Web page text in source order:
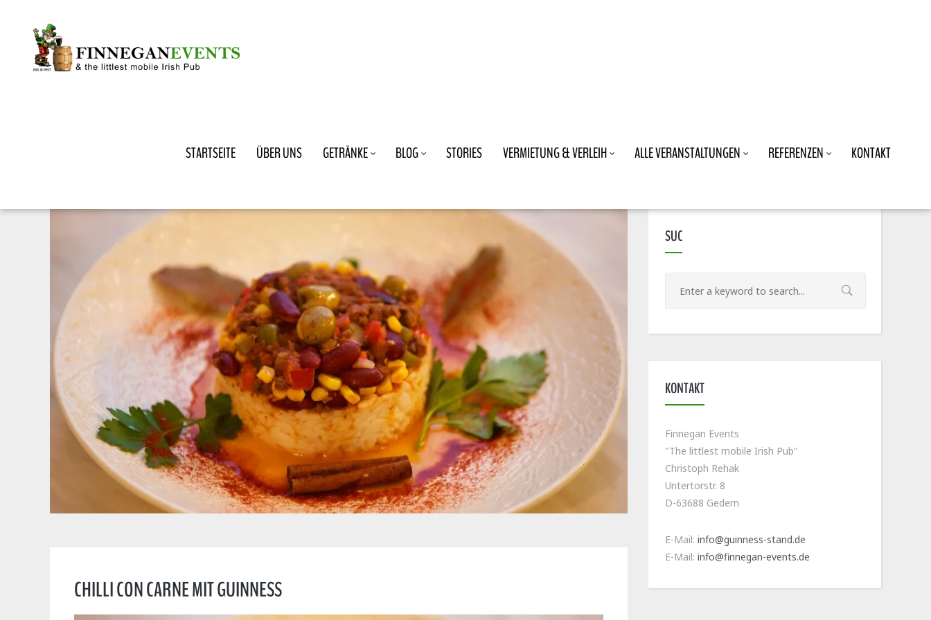
STARTSEITE ÜBER UNS GETRÄNKE BLOG STORIES VERMIETUNG & VERLEIH ALLE VERANSTALTUNGEN REFERENZEN KONTAKT
CHILLI CON CARNE MIT GUINNESS
SUC
KONTAKT
Finnegan Events
"The littlest mobile Irish Pub"
Christoph Rehak
Untertorstr. 8
D-63688 Gedern
E-Mail: info@guinness-stand.de
E-Mail: info@finnegan-events.de